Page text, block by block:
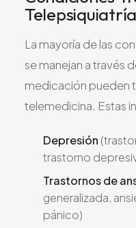
Telepsiquiatría
La mayoría de las
se manejan a través
medicación pueden
telemedicina. Estas
Depresión
trastorno
Trastornos de
generalizada,
pánico)